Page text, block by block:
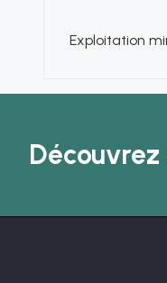
Exploitation